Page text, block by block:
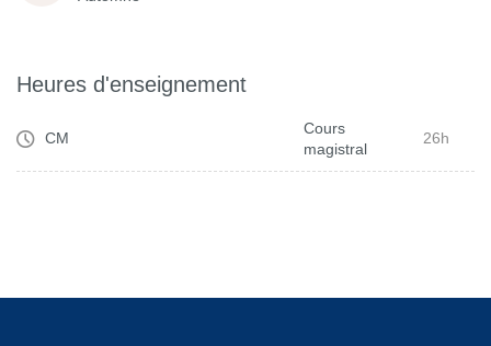
Heures d'enseignement
CM
Cours
magistral
26h